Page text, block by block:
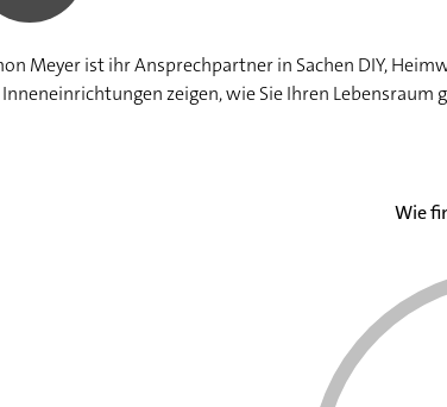
Meyer ist ihr Ansprechpartner in Sachen DIY,
zeigen, wie Sie Ihren Lebensraum
Wie